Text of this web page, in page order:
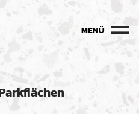
MENÜ